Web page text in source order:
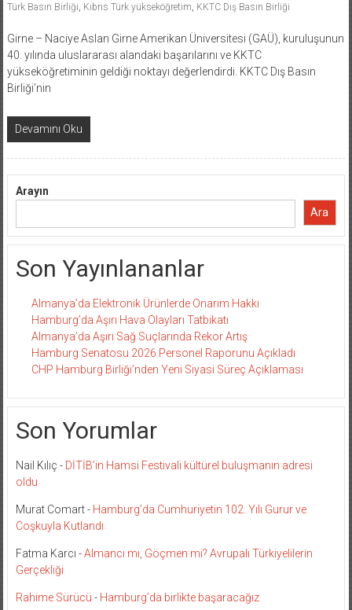
Türk Basın Birliği Kıbrıs Türk yükseköğretim KKTC Dış Basın Birliği
Girne – Naciye Aslan Girne Amerikan Üniversitesi (GAÜ), kuruluşunun
40. yılında uluslararası alandaki başarılarını ve KKTC
yükseköğretiminin geldiği noktayı değerlendirdi. KKTC Dış Basın
Birliği’nin
Devamını Oku
Arayın
Ara
Son Yayınlananlar
Almanya’da Elektronik Ürünlerde Onarım Hakkı
Hamburg’da Aşırı Hava Olayları Tatbikatı
Almanya’da Aşırı Sağ Suçlarında Rekor Artış
Hamburg Senatosu 2026 Personel Raporunu Açıkladı
CHP Hamburg Birliği’nden Yeni Siyasi Süreç Açıklaması
Son Yorumlar
Nail Kılıç - DİTİB’in Hamsi Festivali kültürel buluşmanın adresi
oldu
Murat Comart- Hamburg’da Cumhuriyetin 102. Yılı Gurur ve
Coşkuyla Kutlandı
Fatma Karcı -Almancı mı, Göçmen mi? Avrupalı Türkiyelilerin
Gerçekliği
Rahime Sürücü - Hamburg’da birlikte başaracağız